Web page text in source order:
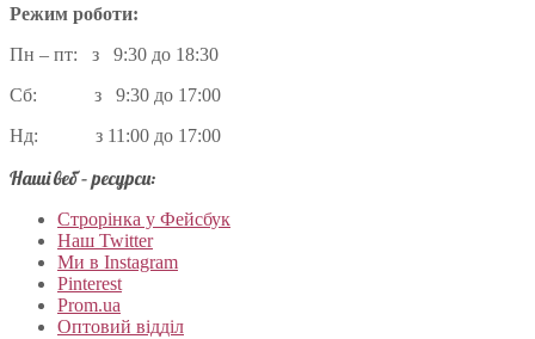
Режим роботи:
Пн – пт: з 9:30 до 18:30
Сб: з 9:30 до 17:00
Нд: з 11:00 до 17:00
Наші веб – ресурси:
Строрінка у Фейсбук
Наш Twitter
Ми в Instagram
Pinterest
Prom.ua
Оптовий відділ